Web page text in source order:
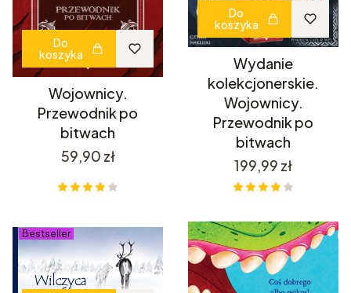
Do
koszyka
Wojownicy.
Przewodnik po
bitwach
Cena
59,90 zł
Do
koszyka
Wydanie
kolekcjonerskie.
Wojownicy.
Przewodnik po
bitwach
Cena
199,99 zł
Bestseller